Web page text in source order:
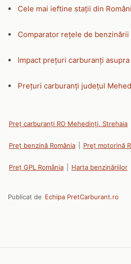
Cele mai ieftine stații din
Comparator rețele de benzinării
Impact prețuri carburanți
Prețuri carburanți județul
Preț carburanți RO Mehedinți, Strehaia
Preț benzină România Preț motorină
Preț GPL România Harta benzinăriilor
Publicat de Echipa PretCarburant.ro